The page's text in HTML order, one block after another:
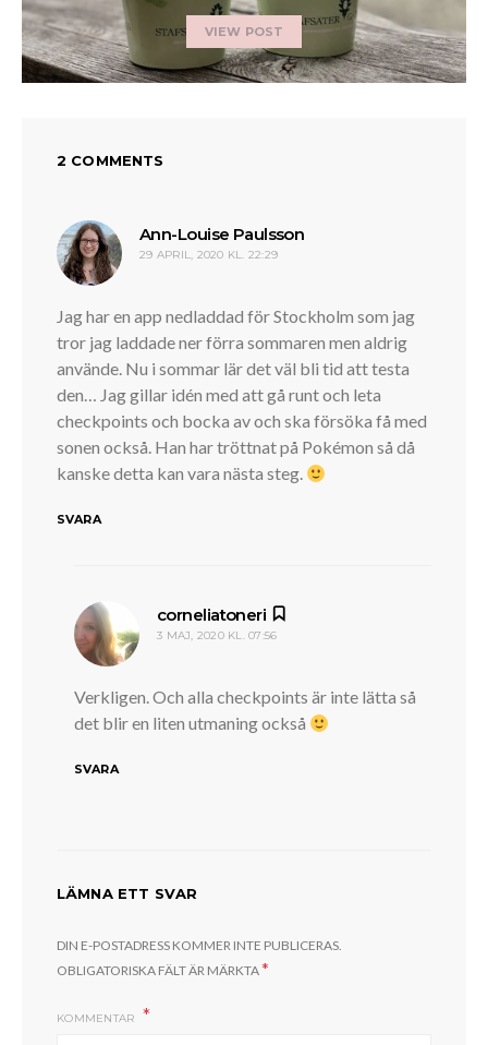
VIEW POST
2 COMMENTS
Ann-Louise Paulsson
29 APRIL, 2020 KL. 22:29
Jag har en app nedladdad för Stockholm som jag
tror jag laddade ner förra sommaren men aldrig
använde. Nu i sommar lär det väl bli tid att testa
den… Jag gillar idén med att gå runt och leta
checkpoints och bocka av och ska försöka få med
sonen också. Han har tröttnat på Pokémon så då
kanske detta kan vara nästa steg.
SVARA
corneliatoneri
3 MAJ, 2020 KL. 07:56
Verkligen. Och alla checkpoints är inte lätta så
det blir en liten utmaning också
SVARA
LÄMNA ETT SVAR
DIN E-POSTADRESS KOMMER INTE PUBLICERAS.
OBLIGATORISKA FÄLT ÄR MÄRKTA*
KOMMENTAR